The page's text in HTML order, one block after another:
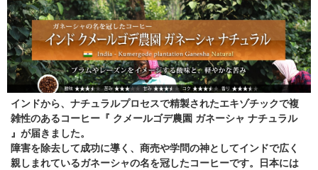
インドから、ナチュラルプロセスで精製されたエキゾチックで複
雑性のあるコーヒー『 クメールゴデ農園 ガネーシャ ナチュラル
』が届きました。
障害を除去して成功に導く、商売や学問の神としてインドで広く
親しまれているガネーシャの名を冠したコーヒーです。日本には